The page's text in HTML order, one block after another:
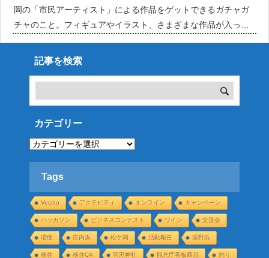
岡の「市民アーティスト」による作品をゲットできるガチャガ
チャのこと。フィギュアやイラスト、さまざまな作品が入って
弾が12/24からスタート！ということで、アートガチャとはどん
記事を検索
カテゴリー
カ
テ
Tags
Vestito アクテビティ オンライン キャンペーン
ハッカソン ビジネスコンテスト ワイン 交流会
増便 庄内浜 松ケ岡 活動報告 湯野浜
移住 移住CA 羽黒神社 観光庁看板商品 釣り